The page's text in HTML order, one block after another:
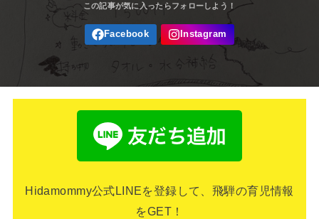
Hidamommy公式LINEを登録して、飛騨の育児情報
をGET！